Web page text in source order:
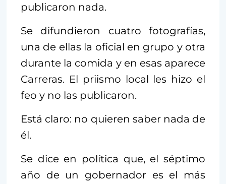
publicaron nada.
Se difundieron cuatro fotografías,
una de ellas la oficial en grupo y otra
durante la comida y en esas aparece
Carreras. El priismo local les hizo el
feo y no las publicaron.
Está claro: no quieren saber nada de
él.
Se dice en política que, el séptimo
año de un gobernador es el más